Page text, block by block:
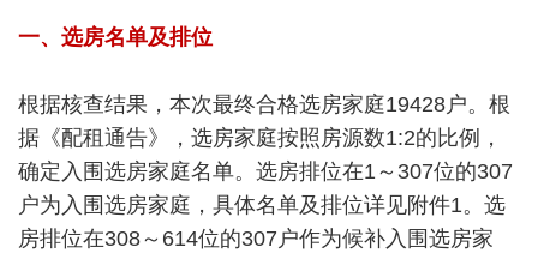
一、选房名单及排位
根据核查结果，本次最终合格选房家庭19428户。根
据《配租通告》，选房家庭按照房源数1:2的比例，
确定入围选房家庭名单。选房排位在1～307位的307
户为入围选房家庭，具体名单及排位详见附件1。选
房排位在308～614位的307户作为候补入围选房家